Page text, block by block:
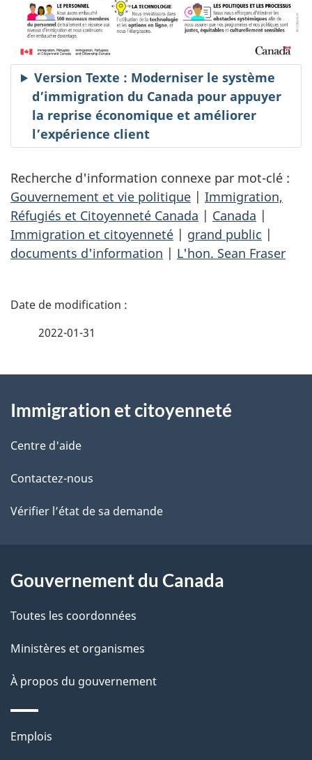
Version Texte : Moderniser le système
d’immigration du Canada pour appuyer
la reprise économique et améliorer
l’expérience client
Recherche d'information connexe par mot-clé :
Gouvernement et vie politique | Immigration,
Réfugiés et Citoyenneté Canada | Canada |
Immigration et citoyenneté | grand public |
documents d'information | L'hon. Sean Fraser
D
i
l
s
d
l
p
a
g
e
2022-01-31
propos
de
ce
site
Immigration et citoyenneté
Centre d'aide
Contactez-nous
Vérifier l’état de sa demande
Gouvernement du Canada
Toutes les coordonnées
Ministères et organismes
À propos du gouvernement
Thèmes
Emplois